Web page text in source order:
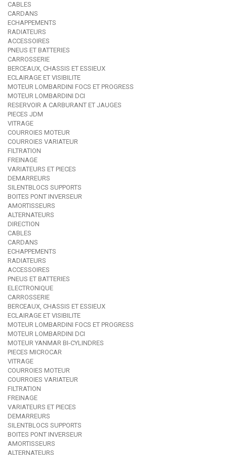
CABLES
CARDANS
ECHAPPEMENTS
RADIATEURS
ACCESSOIRES
PNEUS ET BATTERIES
CARROSSERIE
BERCEAUX, CHASSIS ET ESSIEUX
ECLAIRAGE ET VISIBILITE
MOTEUR LOMBARDINI FOCS ET PROGRESS
MOTEUR LOMBARDINI DCI
RESERVOIR A CARBURANT ET JAUGES
PIECES JDM
VITRAGE
COURROIES MOTEUR
COURROIES VARIATEUR
FILTRATION
FREINAGE
VARIATEURS ET PIECES
DEMARREURS
SILENTBLOCS SUPPORTS
BOITES PONT INVERSEUR
AMORTISSEURS
ALTERNATEURS
DIRECTION
CABLES
CARDANS
ECHAPPEMENTS
RADIATEURS
ACCESSOIRES
PNEUS ET BATTERIES
ELECTRONIQUE
CARROSSERIE
BERCEAUX, CHASSIS ET ESSIEUX
ECLAIRAGE ET VISIBILITE
MOTEUR LOMBARDINI FOCS ET PROGRESS
MOTEUR LOMBARDINI DCI
MOTEUR YANMAR BI-CYLINDRES
PIECES MICROCAR
VITRAGE
COURROIES MOTEUR
COURROIES VARIATEUR
FILTRATION
FREINAGE
VARIATEURS ET PIECES
DEMARREURS
SILENTBLOCS SUPPORTS
BOITES PONT INVERSEUR
AMORTISSEURS
ALTERNATEURS